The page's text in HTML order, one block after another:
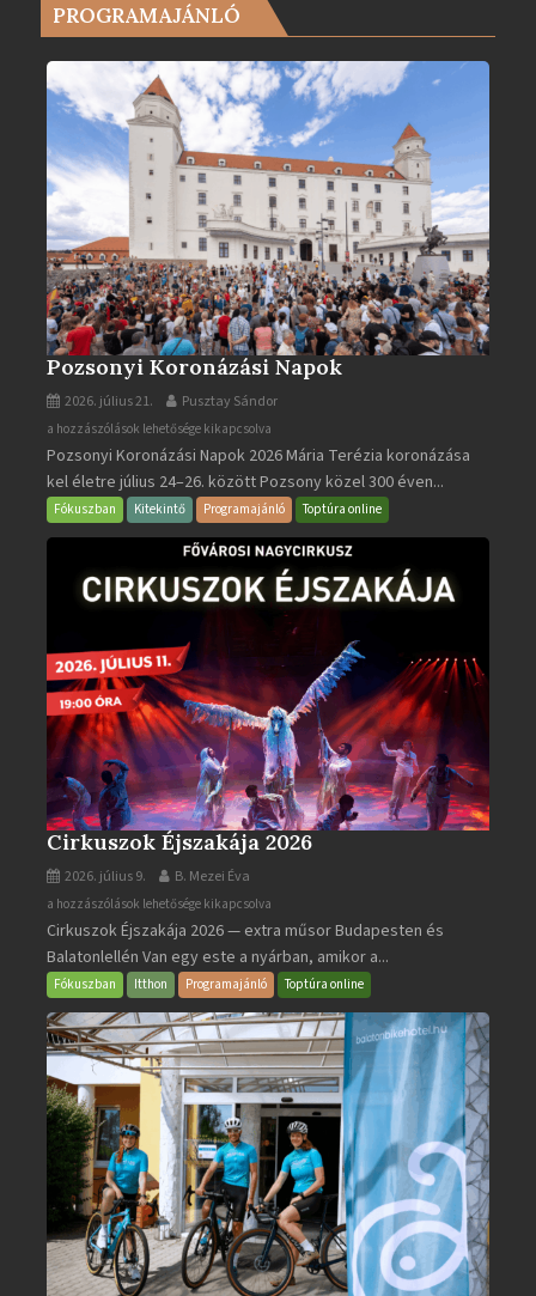
2025-
bejegyzéshez
PROGRAMAJÁNLÓ
Pozsonyi Koronázási Napok
2026. július 21. Pusztay Sándor
Pozsonyi
Koronázási
Napok
bejegyzéshez
a hozzászólások lehetősége kikapcsolva
Pozsonyi Koronázási Napok 2026 Mária Terézia koronázása
kel életre július 24–26. között Pozsony közel 300 éven...
Fókuszban Kitekintő Programajánló Toptúra online
Cirkuszok Éjszakája 2026
2026. július 9. B. Mezei Éva
Cirkuszok
Éjszakája
2026
bejegyzéshez
a hozzászólások lehetősége kikapcsolva
Cirkuszok Éjszakája 2026 — extra műsor Budapesten és
Balatonlellén Van egy este a nyárban, amikor a...
Fókuszban Itthon Programajánló Toptúra online